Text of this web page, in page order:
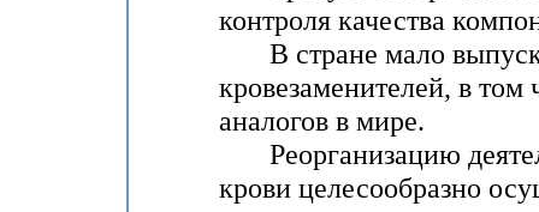
контроля качества
В стране мало
кровезаменителей, в
аналогов в мире.
Реорганизацию
крови целесообразно